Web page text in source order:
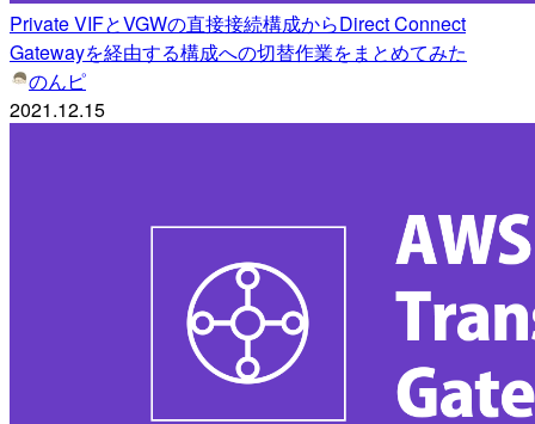
Private VIFとVGWの直接接続構成からDirect Connect
Gatewayを経由する構成への切替作業をまとめてみた
のんピ
2021.12.15